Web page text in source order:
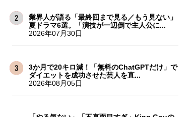
業界人が語る「最終回まで見る／もう見ない」
夏ドラマ6選。「演技が一辺倒で主人公に...
2026年07月30日
3か月で20キロ減！「無料のChatGPTだけ」で
ダイエットを成功させた芸人を直...
2026年08月05日